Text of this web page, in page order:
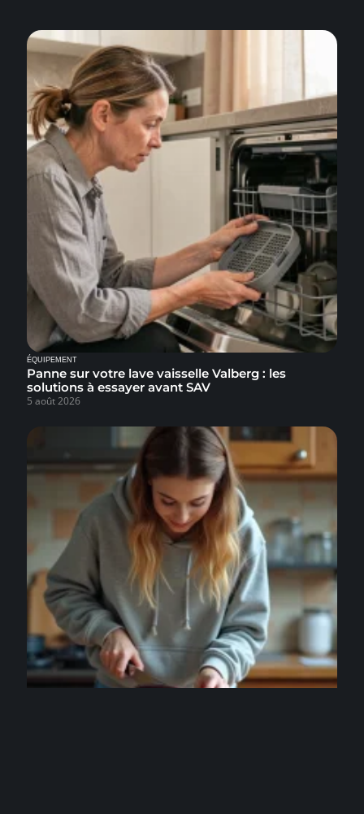
ÉQUIPEMENT
Panne sur votre lave vaisselle Valberg : les
solutions à essayer avant SAV
5 août 2026